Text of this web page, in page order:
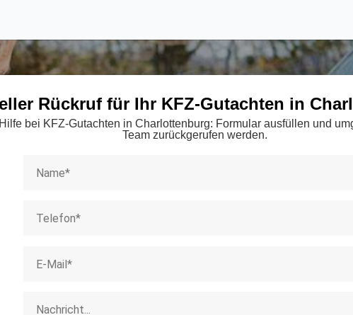
Rückruf für Ihr KFZ-Gutachten in
bei KFZ-Gutachten in Charlottenburg: Formular ausfüllen und
Team zurückgerufen werden.